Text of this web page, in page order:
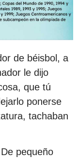
de béisbol, a
le dijo
que tú
ponerse
tachaban
pequeño